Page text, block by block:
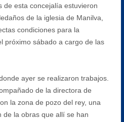
de esta concejalía estuvieron
de la iglesia de Manilva,
condiciones para la
próximo sábado a cargo de las
ayer se realizaron trabajos.
de la directora de
la zona de pozo del rey, una
de la obras que allí se han